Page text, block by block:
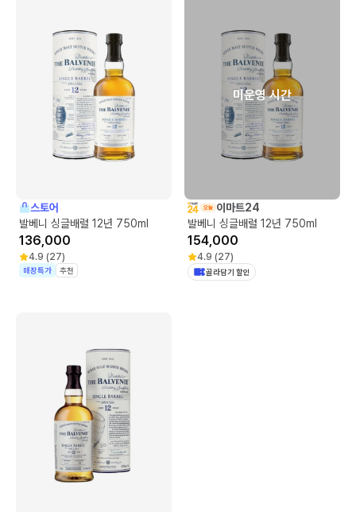
스토어
발베니 싱글배럴 12년 750ml
136,000
4.9 (27)
매장특가 추천
미운영 시간
이마트24
발베니 싱글배럴 12년 750ml
154,000
4.9 (27)
골라담기 할인